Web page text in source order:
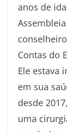
anos de
Contas do
Ele estava
em sua
desde
uma